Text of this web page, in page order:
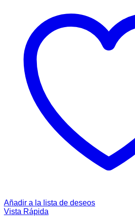
Añadir a la lista de deseos
Vista Rápida